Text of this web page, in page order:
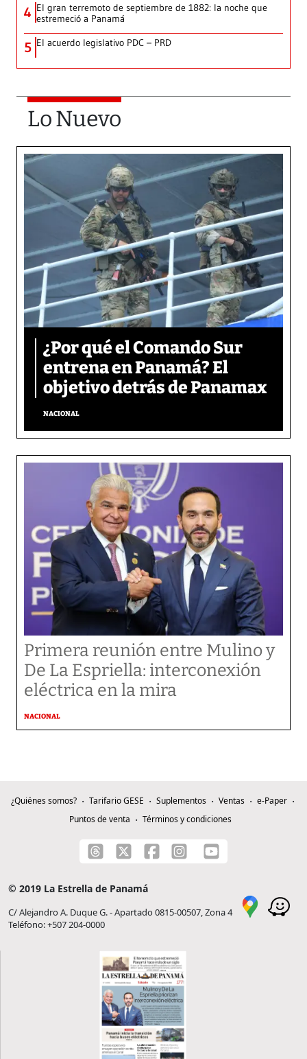
4 El gran terremoto de septiembre de 1882: la noche que
estremeció a Panamá
5 El acuerdo legislativo PDC – PRD
Lo Nuevo
¿Por qué el Comando Sur
entrena en Panamá? El
objetivo detrás de Panamax
NACIONAL
Primera reunión entre Mulino y
De La Espriella: interconexión
eléctrica en la mira
NACIONAL
¿Quiénes somos? Tarifario GESE Suplementos Ventas
e-Paper
Puntos de venta
Términos y condiciones
© 2019 La Estrella de Panamá
C/ Alejandro A. Duque G. - Apartado 0815-00507, Zona 4
Teléfono: +507 204-0000